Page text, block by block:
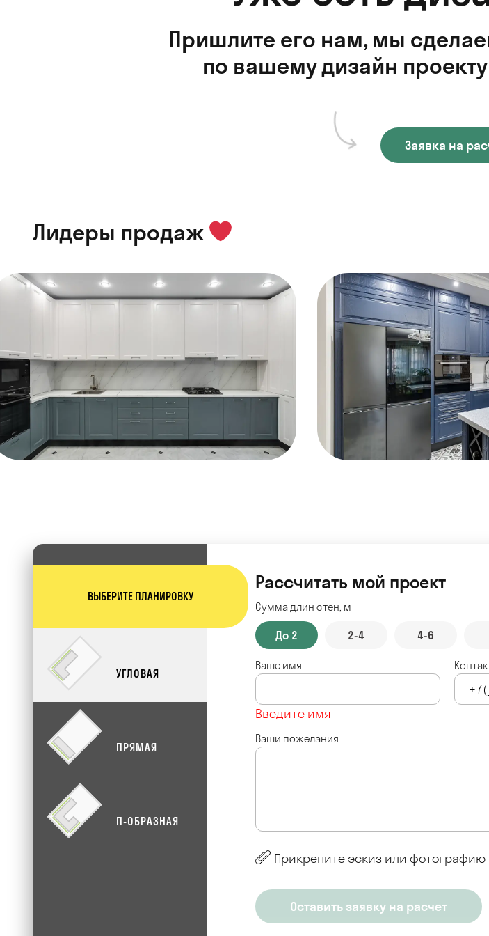
Пришлите его нам, мы
по вашему дизайн
Заявка на
Лидеры продаж
ВЫБЕРИТЕ ПЛАНИРОВКУ
УГЛОВАЯ
ПРЯМАЯ
П-ОБРАЗНАЯ
Рассчитать мой проект
Сумма длин стен, м
До 2 2-4 4-6
Ваше имя
Введите имя
Ваши пожелания
Прикрепите эскиз или фотографию